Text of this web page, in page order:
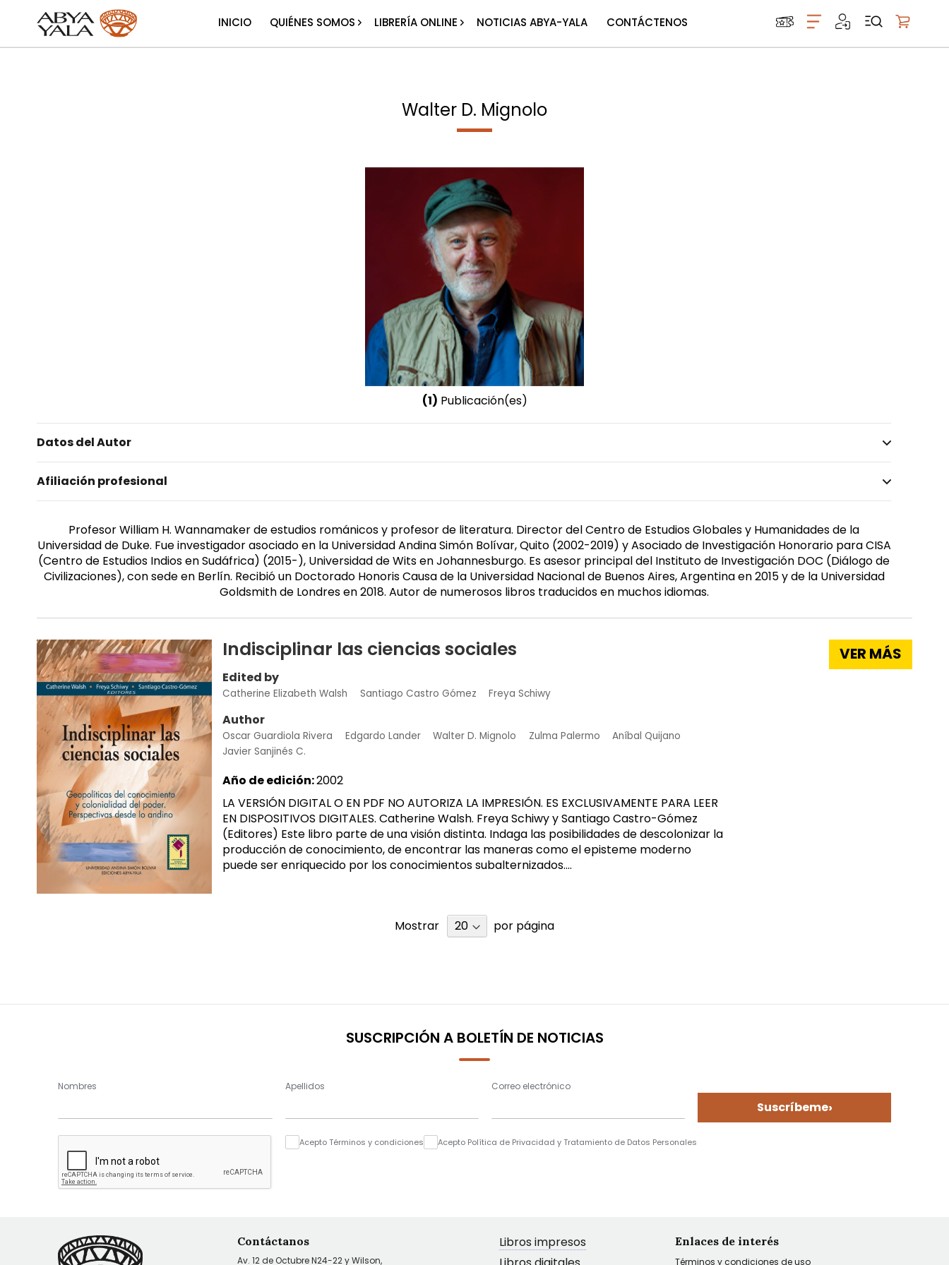
INICIO QUIÉNES SOMOS LIBRERÍA ONLINE NOTICIAS ABYA-YALA CONTÁCTENOS
Walter D. Mignolo
(1) Publicación(es)
Datos del Autor
Afiliación profesional
Profesor William H. Wannamaker de estudios románicos y profesor de literatura. Director del Centro de Estudios Globales y Humanidades de la
Universidad de Duke. Fue investigador asociado en la Universidad Andina Simón Bolívar, Quito (2002-2019) y Asociado de Investigación Honorario para CISA
(Centro de Estudios Indios en Sudáfrica) (2015-), Universidad de Wits en Johannesburgo. Es asesor principal del Instituto de Investigación DOC (Diálogo de
Civilizaciones), con sede en Berlín. Recibió un Doctorado Honoris Causa de la Universidad Nacional de Buenos Aires, Argentina en 2015 y de la Universidad
Goldsmith de Londres en 2018. Autor de numerosos libros traducidos en muchos idiomas.
Indisciplinar las ciencias sociales
Edited by
Catherine Elizabeth Walsh Santiago Castro Gómez Freya Schiwy
Author
Oscar Guardiola Rivera Edgardo Lander Walter D. Mignolo Zulma Palermo
Aníbal Quijano
Javier Sanjinés C.
Año de edición:2002
LA VERSIÓN DIGITAL O EN PDF NO AUTORIZA LA IMPRESIÓN. ES EXCLUSIVAMENTE PARA LEER
EN DISPOSITIVOS DIGITALES. Catherine Walsh. Freya Schiwy y Santiago Castro-Gómez
(Editores) Este libro parte de una visión distinta. Indaga las posibilidades de descolonizar la
producción de conocimiento, de encontrar las maneras como el episteme moderno
puede ser enriquecido por los conocimientos subalternizados....
VER MÁS
Mostrar por página
SUSCRIPCIÓN A BOLETÍN DE NOTICIAS
Nombres Apellidos Correo electrónico
Suscríbeme›
Acepto Términos y condiciones Acepto Política de Privacidad y Tratamiento de Datos Personales
Contáctanos
Av. 12 de Octubre N24-22 y Wilson,
Libros impresos
Enlaces de interés
Términos y condiciones de uso